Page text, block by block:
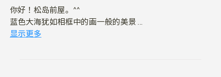
你好！松岛前屋。^^
蓝色大海犹如相框中的画一般的美景
用全景窗型把各种视角的美丽风景
显示更多